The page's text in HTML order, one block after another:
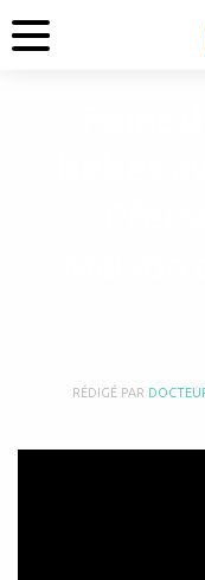
RÉDIGÉ PAR